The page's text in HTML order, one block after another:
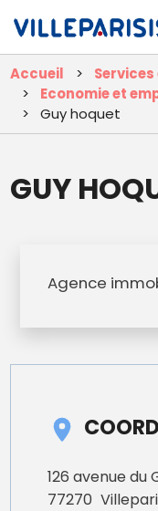
Accueil
Economie et
Guy hoquet
GUY
Agence
126 avenue du
77270